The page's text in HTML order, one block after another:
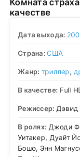
Комната страха (2002) смотреть в хорошем
качестве
Дата выхода:
Страна:США
Жанр: триллер,
В качестве: Full
Режиссер: Дэвид
В ролях: Джоди
Уитакер, Дуайт
Бошо, Энн